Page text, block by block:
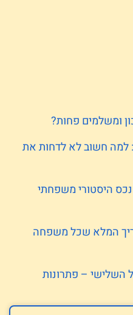
ומשלמים פחות?
למה חשוב לא לדחות את
היסטורי משפחתי
המלא שכל משפחה
השלישי – פתרונות